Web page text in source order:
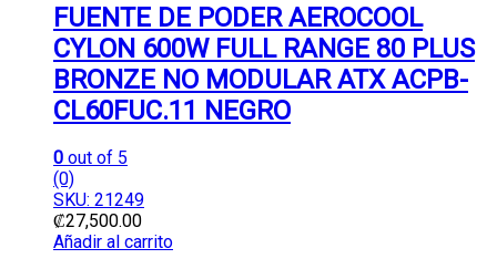
FUENTE DE PODER AEROCOOL
CYLON 600W FULL RANGE 80 PLUS
BRONZE NO MODULAR ATX ACPB-
CL60FUC.11 NEGRO
0 out of 5
(0)
SKU: 21249
₡27,500.00
Añadir al carrito